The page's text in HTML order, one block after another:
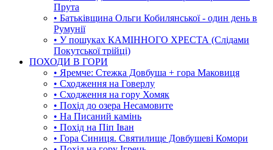
Прута
• Батьківщина Ольги Кобилянської - один день в
Румунії
• У пошуках КАМІННОГО ХРЕСТА (Слідами
Покутської трійці)
ПОХОДИ В ГОРИ
• Яремче: Стежка Довбуша + гора Маковиця
• Сходження на Говерлу
• Сходження на гору Хомяк
• Похід до озера Несамовите
• На Писаний камінь
• Похід на Піп Іван
• Гора Синиця. Святилище Довбушеві Комори